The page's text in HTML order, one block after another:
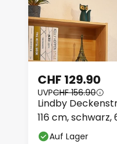
Lindby
116 cm, schwarz,
CHF 129.90
UVPCHF 156.90
Auf Lager